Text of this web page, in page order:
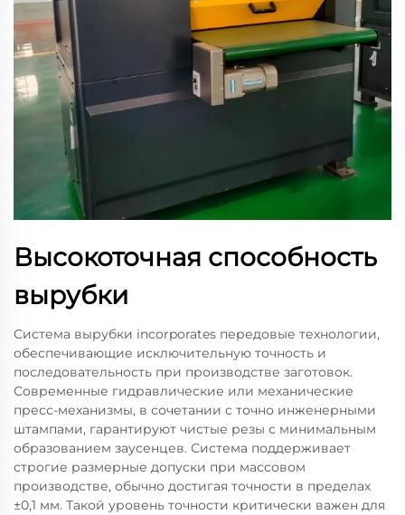
Высокоточная способность
вырубки
Система вырубки incorporates передовые технологии,
обеспечивающие исключительную точность и
последовательность при производстве заготовок.
Современные гидравлические или механические
пресс-механизмы, в сочетании с точно инженерными
штампами, гарантируют чистые резы с минимальным
образованием заусенцев. Система поддерживает
строгие размерные допуски при массовом
производстве, обычно достигая точности в пределах
±0,1 мм. Такой уровень точности критически важен для